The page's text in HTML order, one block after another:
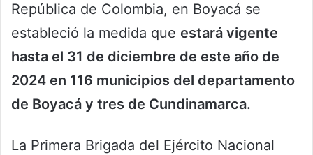
República de Colombia, en Boyacá se
estableció la medida que estará vigente
hasta el 31 de diciembre de este año de
2024 en 116 municipios del departamento
de Boyacá y tres de Cundinamarca.
La Primera Brigada del Ejército Nacional